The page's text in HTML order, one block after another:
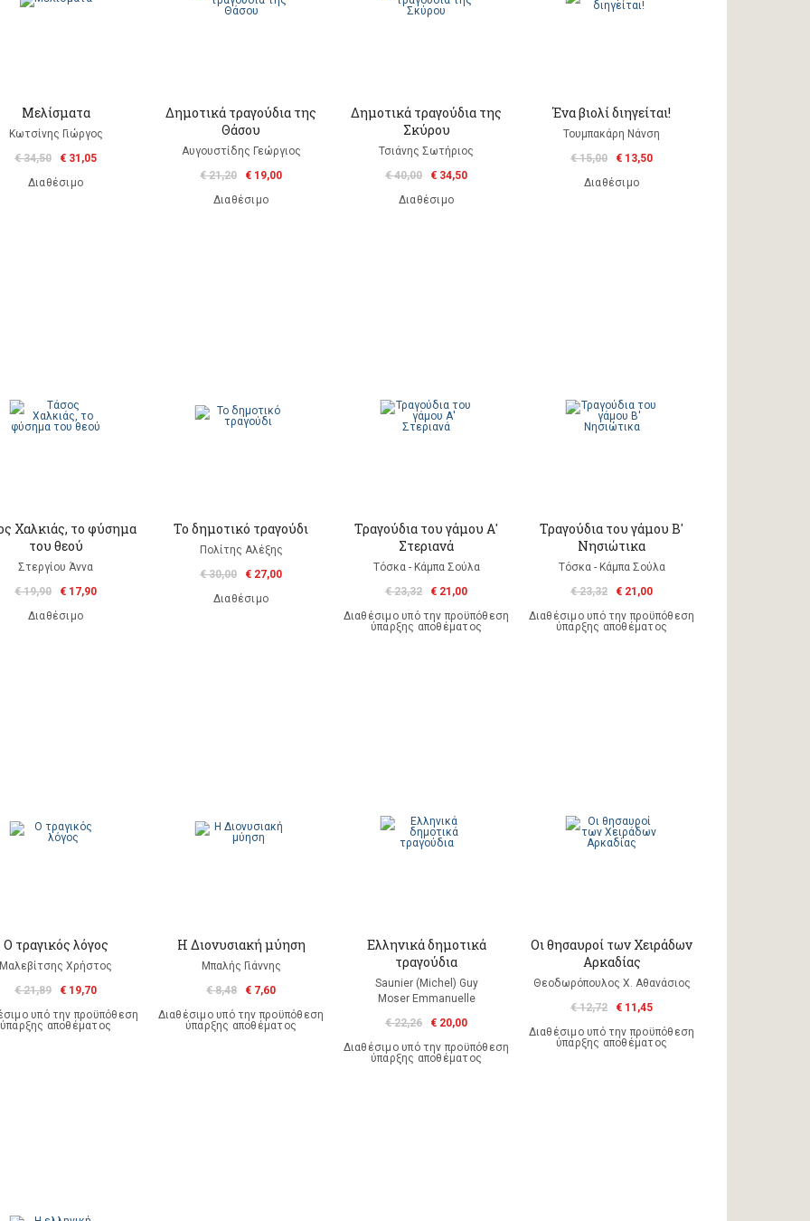
Μελίσματα
Κωτσίνης Γιώργος
€ 34,50
€ 31,05
Διαθέσιμο
Δημοτικά τραγούδια της
Θάσου
Αυγουστίδης Γεώργιος
€ 21,20
€ 19,00
Διαθέσιμο
Δημοτικά τραγούδια της
Σκύρου
Τσιάνης Σωτήριος
€ 40,00
€ 34,50
Διαθέσιμο
Ένα βιολί διηγείται!
Τουμπακάρη Νάνση
€ 15,00
€ 13,50
Διαθέσιμο
Χαλκιάς, το φύσημα
του θεού
Στεργίου Άννα
€ 19,90
€ 17,90
Διαθέσιμο
Το δημοτικό τραγούδι
Πολίτης Αλέξης
€ 30,00
€ 27,00
Διαθέσιμο
Τραγούδια του γάμου Α'
Στεριανά
Τόσκα - Κάμπα Σούλα
€ 23,32
€ 21,00
Διαθέσιμο υπό την προϋπόθεση
ύπαρξης αποθέματος
Τραγούδια του γάμου Β'
Νησιώτικα
Τόσκα - Κάμπα Σούλα
€ 23,32
€ 21,00
Διαθέσιμο υπό την προϋπόθεση
ύπαρξης αποθέματος
Ο τραγικός λόγος
Μαλεβίτσης Χρήστος
€ 21,89
€ 19,70
υπό την προϋπόθεση
ύπαρξης αποθέματος
Η Διονυσιακή μύηση
Μπαλής Γιάννης
€ 8,48
€ 7,60
Διαθέσιμο υπό την προϋπόθεση
ύπαρξης αποθέματος
Ελληνικά δημοτικά
τραγούδια
Saunier (Michel) Guy
Moser Emmanuelle
€ 22,26
€ 20,00
Διαθέσιμο υπό την προϋπόθεση
ύπαρξης αποθέματος
Οι θησαυροί των Χειράδων
Αρκαδίας
Θεοδωρόπουλος Χ. Αθανάσιος
€ 12,72
€ 11,45
Διαθέσιμο υπό την προϋπόθεση
ύπαρξης αποθέματος